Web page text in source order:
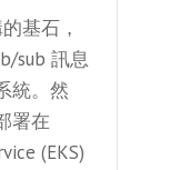
基石，
sub 訊息
統。然
署在
(EKS)